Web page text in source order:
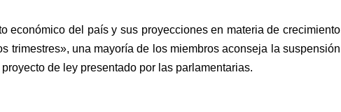
económico del país y sus proyecciones en materia de crecimiento
trimestres», una mayoría de los miembros aconseja la suspensión
de ley presentado por las parlamentarias.